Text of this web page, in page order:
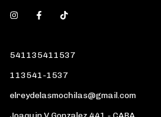
541135411537
113541-1537
elreydelasmochilas@gmail.com